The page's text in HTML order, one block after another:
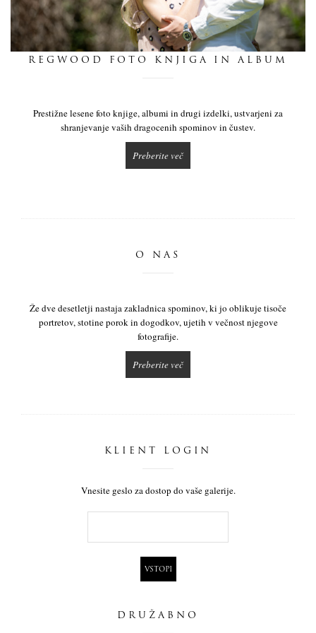
dnevnik
REGWOOD FOTO KNJIGA IN ALBUM
Prestižne lesene foto knjige, albumi in drugi izdelki, ustvarjeni za
shranjevanje vaših dragocenih spominov in čustev.
Preberite več
O NAS
Že dve desetletji nastaja zakladnica spominov, ki jo oblikuje tisoče
portretov, stotine porok in dogodkov, ujetih v večnost njegove
fotografije.
Preberite več
KLIENT LOGIN
Vnesite geslo za dostop do vaše galerije.
DRUŽABNO